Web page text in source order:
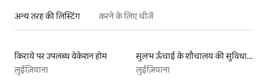
अन्य तरह की लिस्टिंग करने के लिए चीजें
किराये पर उपलब्ध वेकेशन होम
लुईज़ियाना
सुलभ ऊँचाई के शौचालय की सुविधा वाली किराये पर उपलब्ध लिस्टिंग
लुईज़ियाना